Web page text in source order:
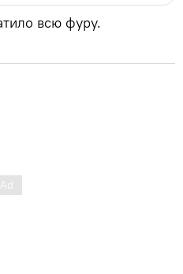
всю фуру.